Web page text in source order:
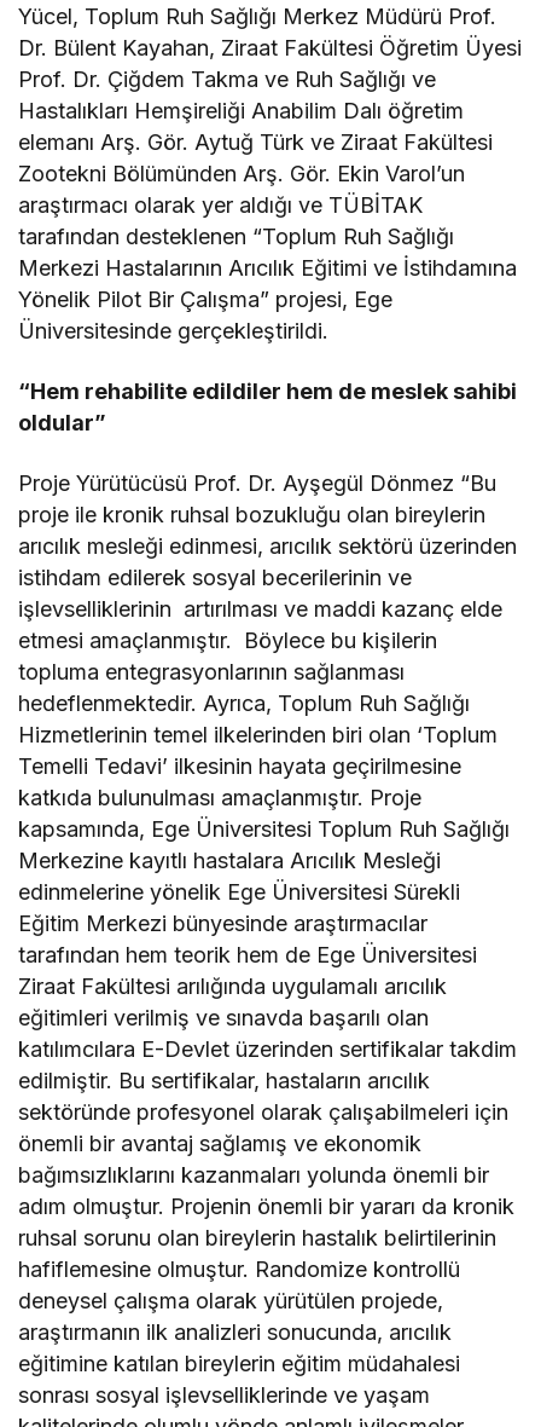
Yücel, Toplum Ruh Sağlığı Merkez Müdürü Prof.
Dr. Bülent Kayahan, Ziraat Fakültesi Öğretim Üyesi
Prof. Dr. Çiğdem Takma ve Ruh Sağlığı ve
Hastalıkları Hemşireliği Anabilim Dalı öğretim
elemanı Arş. Gör. Aytuğ Türk ve Ziraat Fakültesi
Zootekni Bölümünden Arş. Gör. Ekin Varol’un
araştırmacı olarak yer aldığı ve TÜBİTAK
tarafından desteklenen “Toplum Ruh Sağlığı
Merkezi Hastalarının Arıcılık Eğitimi ve İstihdamına
Yönelik Pilot Bir Çalışma” projesi, Ege
Üniversitesinde gerçekleştirildi.
“Hem rehabilite edildiler hem de meslek sahibi
oldular”
Proje Yürütücüsü Prof. Dr. Ayşegül Dönmez “Bu
proje ile kronik ruhsal bozukluğu olan bireylerin
arıcılık mesleği edinmesi, arıcılık sektörü üzerinden
istihdam edilerek sosyal becerilerinin ve
işlevselliklerinin artırılması ve maddi kazanç elde
etmesi amaçlanmıştır. Böylece bu kişilerin
topluma entegrasyonlarının sağlanması
hedeflenmektedir. Ayrıca, Toplum Ruh Sağlığı
Hizmetlerinin temel ilkelerinden biri olan ‘Toplum
Temelli Tedavi’ ilkesinin hayata geçirilmesine
katkıda bulunulması amaçlanmıştır. Proje
kapsamında, Ege Üniversitesi Toplum Ruh Sağlığı
Merkezine kayıtlı hastalara Arıcılık Mesleği
edinmelerine yönelik Ege Üniversitesi Sürekli
Eğitim Merkezi bünyesinde araştırmacılar
tarafından hem teorik hem de Ege Üniversitesi
Ziraat Fakültesi arılığında uygulamalı arıcılık
eğitimleri verilmiş ve sınavda başarılı olan
katılımcılara E-Devlet üzerinden sertifikalar takdim
edilmiştir. Bu sertifikalar, hastaların arıcılık
sektöründe profesyonel olarak çalışabilmeleri için
önemli bir avantaj sağlamış ve ekonomik
bağımsızlıklarını kazanmaları yolunda önemli bir
adım olmuştur. Projenin önemli bir yararı da kronik
ruhsal sorunu olan bireylerin hastalık belirtilerinin
hafiflemesine olmuştur. Randomize kontrollü
deneysel çalışma olarak yürütülen projede,
araştırmanın ilk analizleri sonucunda, arıcılık
eğitimine katılan bireylerin eğitim müdahalesi
sonrası sosyal işlevselliklerinde ve yaşam